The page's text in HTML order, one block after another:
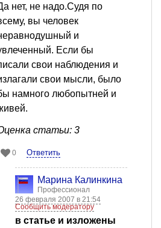
нет, не надо.Судя по
вы человек
и
Если бы
свои наблюдения и
свои мысли, было
намного любопытней и
статьи: 3
0 Ответить
Марина Калинкина
Профессионал
26 февраля 2007 в 21:54
Сообщить модератору
в статье и изложены